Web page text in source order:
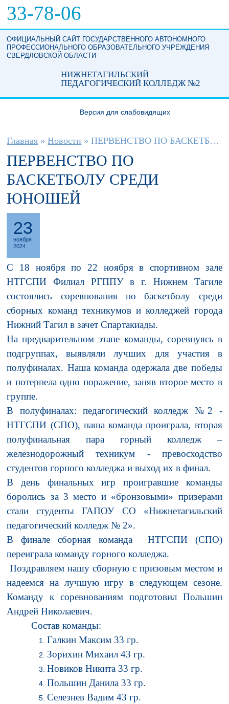
33-78-06
ОФИЦИАЛЬНЫЙ САЙТ ГОСУДАРСТВЕННОГО АВТОНОМНОГО
ПРОФЕССИОНАЛЬНОГО ОБРАЗОВАТЕЛЬНОГО УЧРЕЖДЕНИЯ
СВЕРДЛОВСКОЙ ОБЛАСТИ
НИЖНЕТАГИЛЬСКИЙ
ПЕДАГОГИЧЕСКИЙ КОЛЛЕДЖ №2
Версия для слабовидящих
Вы здесь
Главная » Новости » ПЕРВЕНСТВО ПО БАСКЕТБОЛУ СРЕДИ ЮНОШЕЙ
ПЕРВЕНСТВО ПО
БАСКЕТБОЛУ СРЕДИ
ЮНОШЕЙ
23
ноября
2024
С 18 ноября по 22 ноября в спортивном зале
НТГСПИ Филиал РГППУ в г. Нижнем Тагиле
состоялись соревнования по баскетболу среди
сборных команд техникумов и колледжей города
Нижний Тагил в зачет Спартакиады.
На предварительном этапе команды, соревнуясь в
подгруппах, выявляли лучших для участия в
полуфиналах. Наша команда одержала две победы
и потерпела одно поражение, заняв второе место в
группе.
В полуфиналах: педагогический колледж №2 -
НТГСПИ (СПО), наша команда проиграла, вторая
полуфинальная пара горный колледж –
железнодорожный техникум - превосходство
студентов горного колледжа и выход их в финал.
В день финальных игр проигравшие команды
боролись за 3 место и «бронзовыми» призерами
стали студенты ГАПОУ СО «Нижнетагильский
педагогический колледж № 2».
В финале сборная команда НТГСПИ (СПО)
переиграла команду горного колледжа.
Поздравляем нашу сборную с призовым местом и
надеемся на лучшую игру в следующем сезоне.
Команду к соревнованиям подготовил Польшин
Андрей Николаевич.
Состав команды:
Галкин Максим 33 гр.
Зорихин Михаил 43 гр.
Новиков Никита 33 гр.
Польшин Данила 33 гр.
Селезнев Вадим 43 гр.